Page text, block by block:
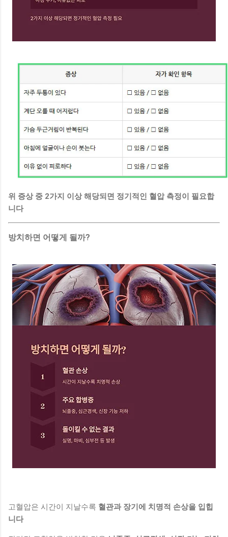
위 증상 중 2가지 이상 해당되면 정기적인 혈압 측정이 필요합
니다
방치하면 어떻게 될까?
고혈압은 시간이 지날수록 혈관과 장기에 치명적 손상을 입힙
니다